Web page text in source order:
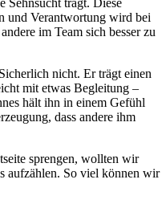
und Verantwortung wird bei
im Team sich besser zu
nicht. Er trägt einen
mit etwas Begleitung –
hält ihn in einem Gefühl
dass andere ihm
sprengen, wollten wir
aufzählen. So viel können wir